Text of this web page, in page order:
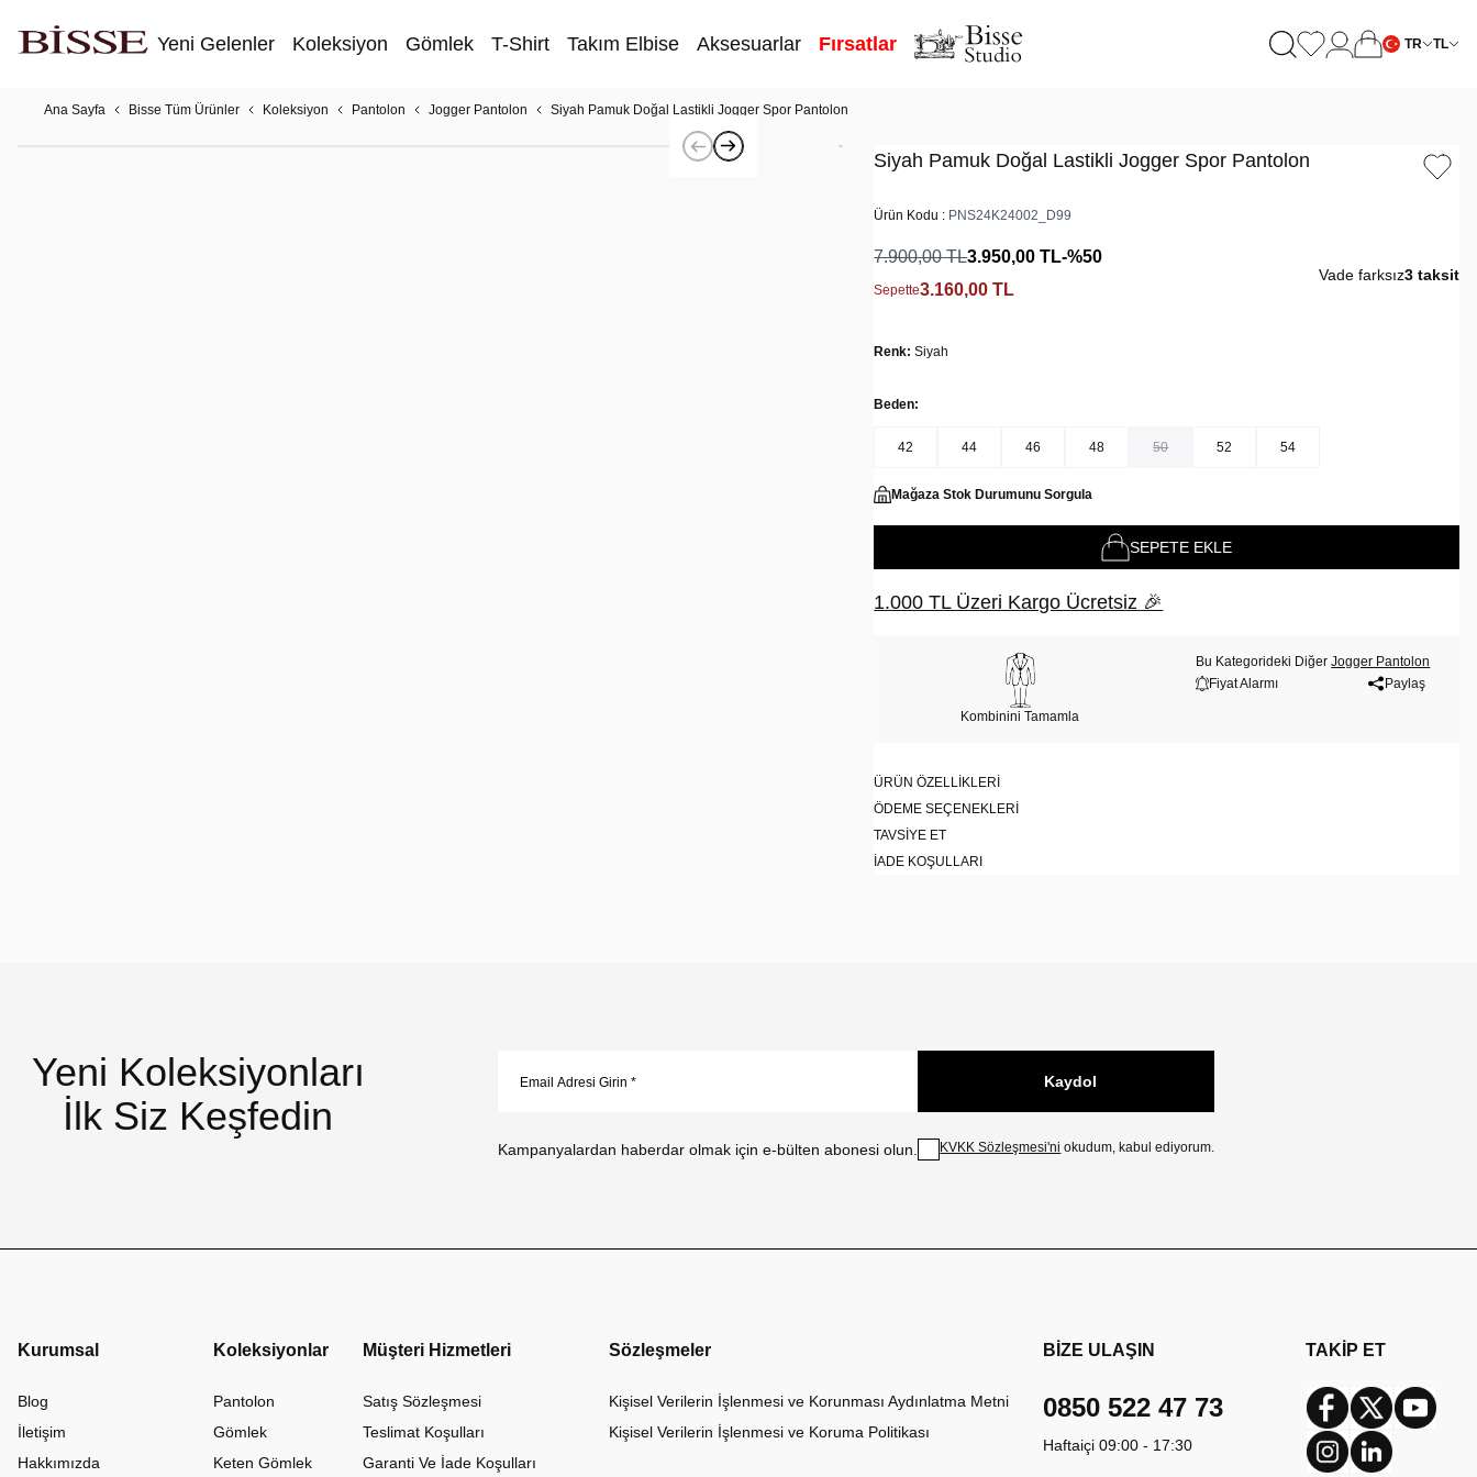
Yeni Gelenler Koleksiyon Gömlek T-Shirt Takım Elbise Aksesuarlar Fırsatlar TR TL
Ana Sayfa Bisse Tüm Ürünler Koleksiyon Pantolon Jogger Pantolon Siyah Pamuk Doğal Lastikli Jogger Spor Pantolon
Siyah Pamuk Doğal Lastikli Jogger Spor Pantolon
Ürün Kodu : PNS24K24002_D99
7.900,00TL3.950,00 TL-%50
Sepette3.160,00 TL
Vade farksız3 taksit
Renk:Siyah
Beden:
42 44 46 48 50 52 54
Mağaza Stok Durumunu Sorgula
SEPETE EKLE
1.000 TL Üzeri Kargo Ücretsiz 🎉
Kombinini Tamamla
Bu Kategorideki DiğerJogger Pantolon
Fiyat Alarmı
Paylaş
ÜRÜN ÖZELLIKLERI
ÖDEME SEÇENEKLERI
TAVSIYE ET
İADE KOŞULLARI
Yeni Koleksiyonları
İlk Siz Keşfedin
Kampanyalardan haberdar olmak için e-bülten abonesi olun.
Kaydol
KVKK Sözleşmesi'ni okudum, kabul ediyorum.
Kurumsal
Blog
İletişim
Hakkımızda
Koleksiyonlar
Pantolon
Gömlek
Keten Gömlek
Müşteri Hizmetleri
Satış Sözleşmesi
Teslimat Koşulları
Garanti Ve İade Koşulları
Sözleşmeler
Kişisel Verilerin İşlenmesi ve Korunması Aydınlatma Metni
Kişisel Verilerin İşlenmesi ve Koruma Politikası
BİZE ULAŞIN
0850 522 47 73
Haftaiçi 09:00 - 17:30
TAKİP ET
Facebook
Twitter
InstagramLinkedin